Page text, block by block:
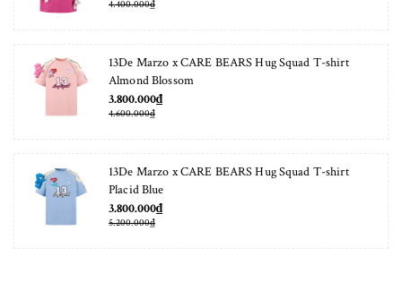
4.400.000₫
13De Marzo x CARE BEARS Hug Squad T-shirt
Almond Blossom
3.800.000₫
4.600.000₫
13De Marzo x CARE BEARS Hug Squad T-shirt
Placid Blue
3.800.000₫
5.200.000₫